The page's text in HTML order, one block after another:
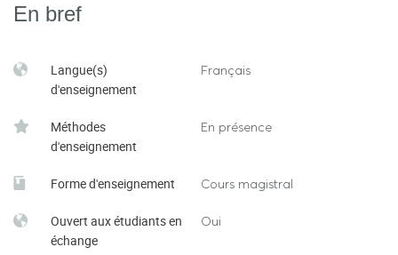
En bref
Langue(s)
d'enseignement
Français
Méthodes
d'enseignement
En présence
Forme d'enseignement Cours magistral
Ouvert aux étudiants en
échange
Oui